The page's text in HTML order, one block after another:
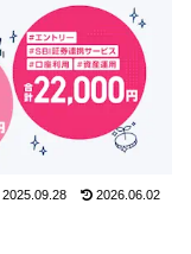
2025.09.28 2026.06.02